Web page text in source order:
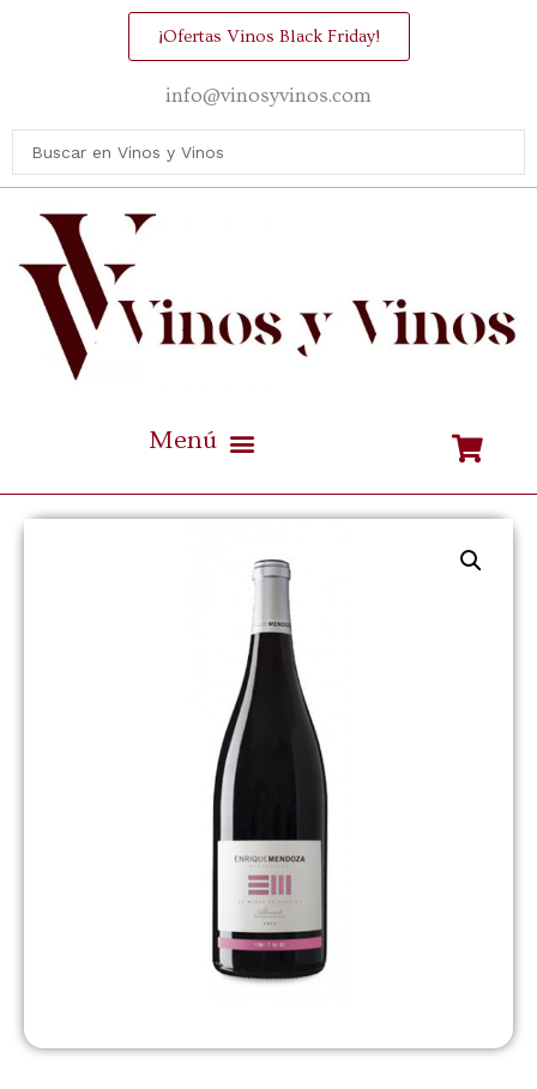
¡Ofertas Vinos Black Friday!
info@vinosyvinos.com